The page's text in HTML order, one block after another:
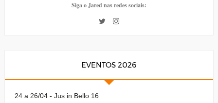
Siga o Jared nas redes sociais:
EVENTOS 2026
24 a 26/04 - Jus in Bello 16